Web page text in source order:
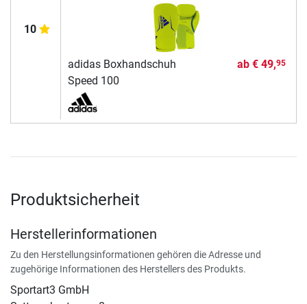
10
adidas Boxhandschuh
Speed 100
ab € 49,95
Produktsicherheit
Herstellerinformationen
Zu den Herstellungsinformationen gehören die Adresse und
zugehörige Informationen des Herstellers des Produkts.
Sportart3 GmbH